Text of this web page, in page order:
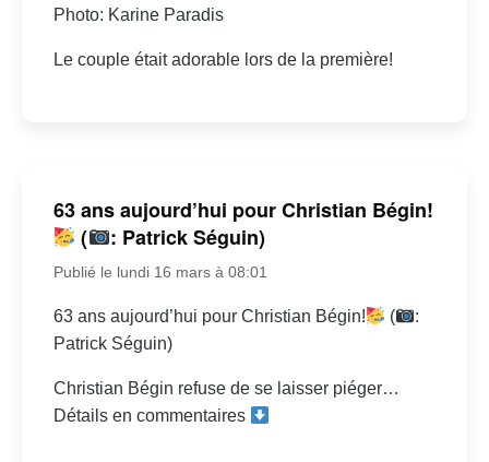
Photo: Karine Paradis
Le couple était adorable lors de la première!
63 ans aujourd’hui pour Christian Bégin!
(
: Patrick Séguin)
Publié le lundi 16 mars à 08:01
63 ans aujourd’hui pour Christian Bégin! (
:
Patrick Séguin)
Christian Bégin refuse de se laisser piéger…
Détails en commentaires